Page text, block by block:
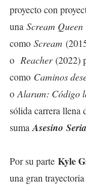
proyecto con
una Scream Queen
como Scream
o Reacher(2022)
como Caminos
o Alarum: Código
sólida carrera llena
suma Asesino
Por su parte Kyle
una gran